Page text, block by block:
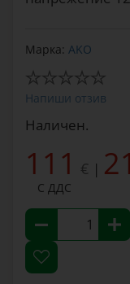
Марка: AKO
Напиши отзив
Наличен.
111 € |
С ДДС